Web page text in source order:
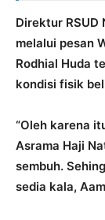
Direktur RSUD
melalui pesan
Rodhial Huda
kondisi fisik
“Oleh karena
Asrama Haji
sembuh.
sedia kala,